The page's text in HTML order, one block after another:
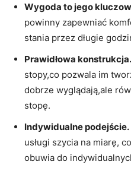
Wygoda to jego
powinny zapewniać
stania przez długie
Prawidłowa konstrukcja.
stopy,co pozwala im
dobrze wyglądają,ale
stopę.
Indywidualne podejście.
usługi szycia na miarę,
obuwia do